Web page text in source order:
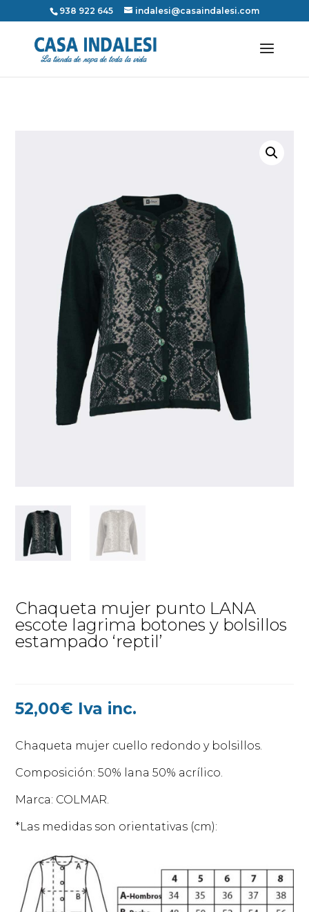
938 922 645 indalesi@casaindalesi.com
Chaqueta mujer punto LANA
escote lagrima botones y bolsillos
estampado ‘reptil’
52,00€ Iva inc.
Chaqueta mujer cuello redondo y bolsillos.
Composición: 50% lana 50% acrílico.
Marca: COLMAR.
*Las medidas son orientativas (cm):